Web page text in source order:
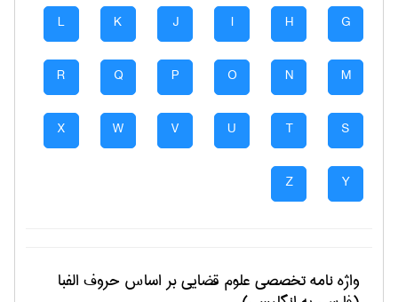
G
H
I
J
K
L
M
N
O
P
Q
R
S
T
U
V
W
X
Y
Z
واژه نامه تخصصیعلوم قضاییبر اساس حروف الفبا